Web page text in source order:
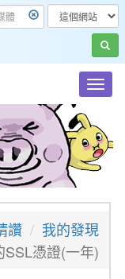
讚
我的發現
憑證(一年)